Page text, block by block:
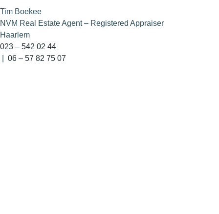
Tim Boekee
NVM Real Estate Agent – Registered Appraiser
Haarlem
023 – 542 02 44
06 – 57 82 75 07